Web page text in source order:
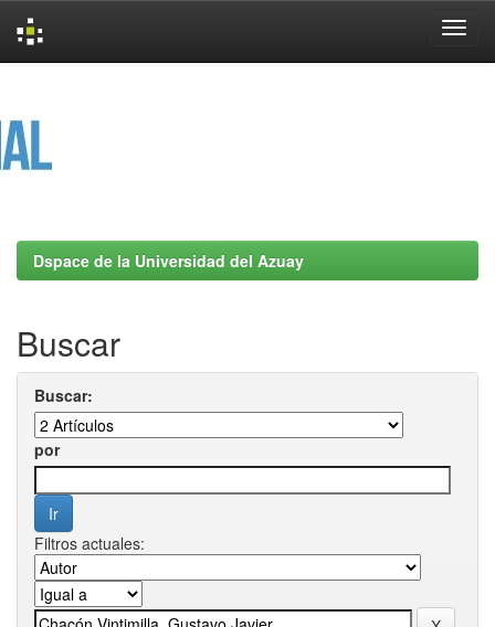
Dspace de la Universidad del Azuay
Buscar
Buscar:
por
Filtros actuales: